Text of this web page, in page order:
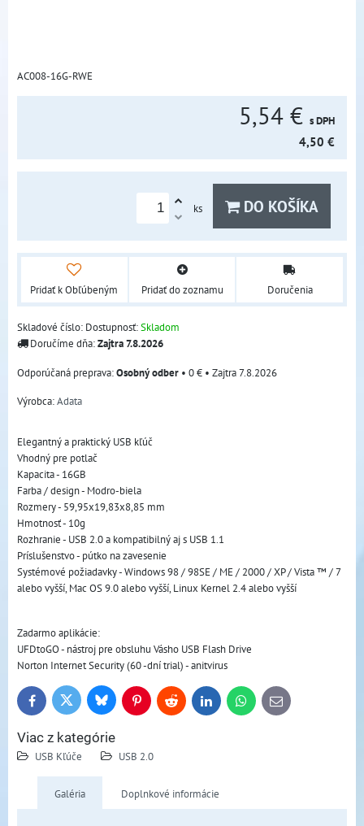
AC008-16G-RWE
5,54 € s DPH
4,50 €
ks DO KOŠÍKA
Pridať k Obľúbeným Pridať do zoznamu Doručenia
Skladové číslo: Dostupnosť:Skladom
Doručíme dňa:Zajtra7.8.2026
Osobný odber • 0 € • Zajtra7.8.2026
Výrobca:Adata
Elegantný a praktický USB kľúč
Vhodný pre potlač
Kapacita - 16GB
Farba / design - Modro-biela
Rozmery - 59,95x19,83x8,85 mm
Hmotnosť - 10g
Rozhranie - USB 2.0 a kompatibilný aj s USB 1.1
Príslušenstvo - pútko na zavesenie
Systémové požiadavky - Windows 98 / 98SE / ME / 2000 / XP / Vista ™ / 7
alebo vyšší, Mac OS 9.0 alebo vyšší, Linux Kernel 2.4 alebo vyšší
Zadarmo aplikácie:
UFDtoGO - nástroj pre obsluhu Vásho USB Flash Drive
Norton Internet Security (60 -dní trial) - anitvirus
FacebookTwitter BlueskyPinterestReddit LinkedInWhatsApp
E-
mail
Viac z kategórie
USB Kľúče USB 2.0
Galéria Doplnkové informácie